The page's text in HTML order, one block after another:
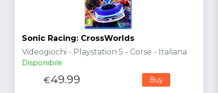
Sonic Racing: CrossWorlds
Videogiochi - Playstation 5 - Corse - Italiana
Disponibile
€49.99 Buy